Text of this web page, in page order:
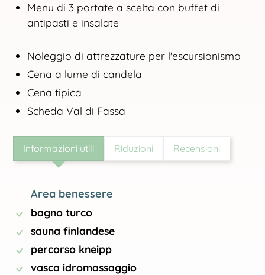
Menu di 3 portate a scelta con buffet di
antipasti e insalate
Noleggio di attrezzature per l'escursionismo
Cena a lume di candela
Cena tipica
Scheda Val di Fassa
Informazioni utili Riduzioni Recensioni
Area benessere
bagno turco
sauna finlandese
percorso kneipp
vasca idromassaggio